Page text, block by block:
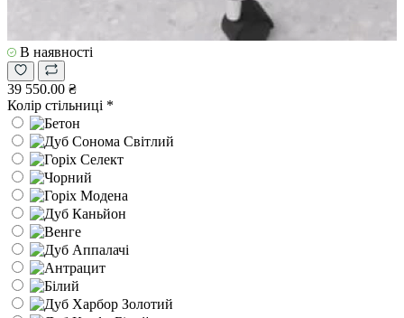
В наявності
39 550.00 ₴
Колір стільниці *